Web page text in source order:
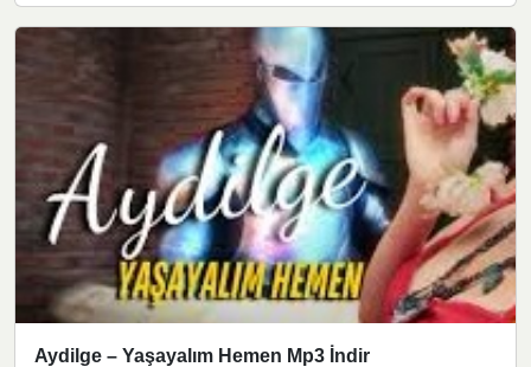
Aydilge – Yaşayalım Hemen Mp3 İndir